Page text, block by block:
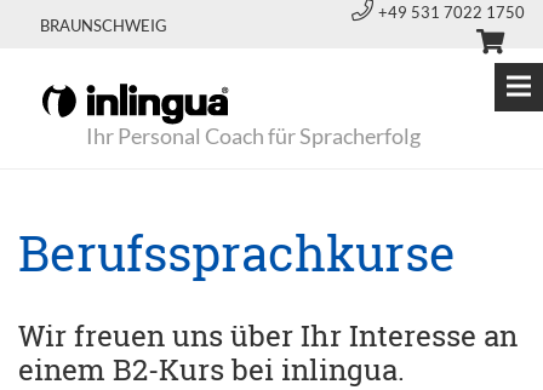
BRAUNSCHWEIG
+49 531 7022 1750
Ihr Personal Coach für Spracherfolg
Berufssprachkurse
Wir freuen uns über Ihr Interesse an
einem B2-Kurs bei inlingua.